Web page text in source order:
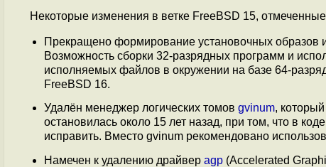
Некоторые изменения в ветке FreeBSD 15,
Прекращено формирование установочных образов
Возможность сборки 32-разрядных программ и
исполняемых файлов в окружении на базе 64-
FreeBSD 16.
Удалён менеджер логических томов gvinum,
остановилась около 15 лет назад, при том, что в
исправить. Вместо gvinum рекомендовано
Намечен к удалению драйвер agp (Accelerated